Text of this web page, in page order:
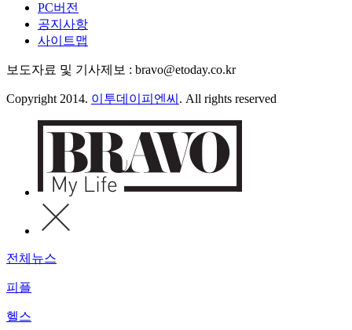
PC버전
공지사항
사이트맵
보도자료 및 기사제보 : bravo@etoday.co.kr
Copyright 2014. 이투데이피엔씨 . All rights reserved
전체뉴스
피플
헬스